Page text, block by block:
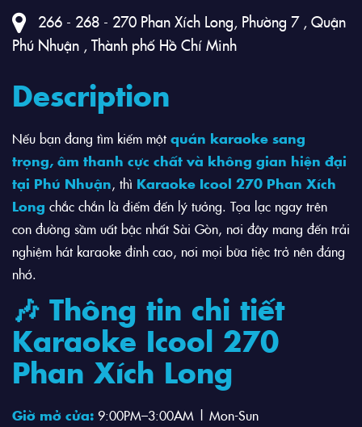
266 - 268 - 270 Phan Xích Long, Phường 7 , Quận
Phú Nhuận , Thành phố Hồ Chí Minh
Description
Nếu bạn đang tìm kiếm một quán karaoke sang
trọng, âm thanh cực chất và không gian hiện đại
tại Phú Nhuận, thì Karaoke Icool 270 Phan Xích
Long chắc chắn là điểm đến lý tưởng. Tọa lạc ngay trên
con đường sầm uất bậc nhất Sài Gòn, nơi đây mang đến trải
nghiệm hát karaoke đỉnh cao, nơi mọi bữa tiệc trở nên đáng
nhớ.
🎶 Thông tin chi tiết
Karaoke Icool 270
Phan Xích Long
Giờ mở cửa: 9:00PM–3:00AM | Mon-Sun